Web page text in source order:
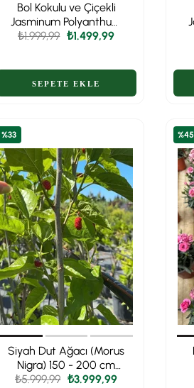
Bol Kokulu ve Çiçekli
Jasminum Polyanthum
XL Kış Yasemini (Ada
₺1.499,99
₺1.999,99
Siyah Dut Ağacı (Morus
Nigra) 150 - 200 cm
Meyveli – Dalından
₺3.999,99
₺5.999,99
%33 %45